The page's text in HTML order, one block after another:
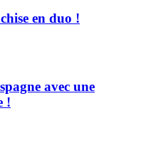
en duo !
avec une
!